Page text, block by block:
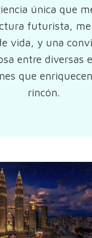
única que
futurista,
vida, y una
entre diversas
que
rincón.